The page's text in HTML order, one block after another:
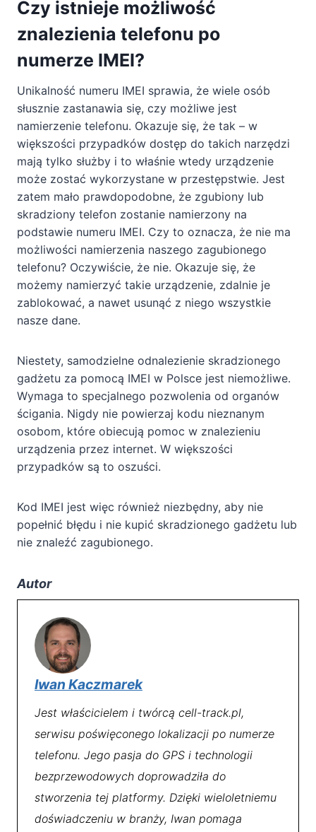
Czy istnieje możliwość
znalezienia telefonu po
numerze IMEI?
Unikalność numeru IMEI sprawia, że wiele osób
słusznie zastanawia się, czy możliwe jest
namierzenie telefonu. Okazuje się, że tak – w
większości przypadków dostęp do takich narzędzi
mają tylko służby i to właśnie wtedy urządzenie
może zostać wykorzystane w przestępstwie. Jest
zatem mało prawdopodobne, że zgubiony lub
skradziony telefon zostanie namierzony na
podstawie numeru IMEI. Czy to oznacza, że nie ma
możliwości namierzenia naszego zagubionego
telefonu? Oczywiście, że nie. Okazuje się, że
możemy namierzyć takie urządzenie, zdalnie je
zablokować, a nawet usunąć z niego wszystkie
nasze dane.
Niestety, samodzielne odnalezienie skradzionego
gadżetu za pomocą IMEI w Polsce jest niemożliwe.
Wymaga to specjalnego pozwolenia od organów
ścigania. Nigdy nie powierzaj kodu nieznanym
osobom, które obiecują pomoc w znalezieniu
urządzenia przez internet. W większości
przypadków są to oszuści.
Kod IMEI jest więc również niezbędny, aby nie
popełnić błędu i nie kupić skradzionego gadżetu lub
nie znaleźć zagubionego.
Autor
Iwan Kaczmarek
Jest właścicielem i twórcą cell-track.pl,
serwisu poświęconego lokalizacji po numerze
telefonu. Jego pasja do GPS i technologii
bezprzewodowych doprowadziła do
stworzenia tej platformy. Dzięki wieloletniemu
doświadczeniu w branży, Iwan pomaga